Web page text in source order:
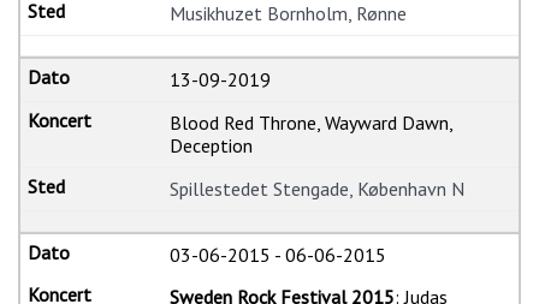
Musikhuzet Bornholm, Rønne
13-09-2019
Blood Red Throne, Wayward Dawn,
Deception
Spillestedet Stengade, København N
03-06-2015 -06-06-2015
Sweden Rock Festival 2015: Judas